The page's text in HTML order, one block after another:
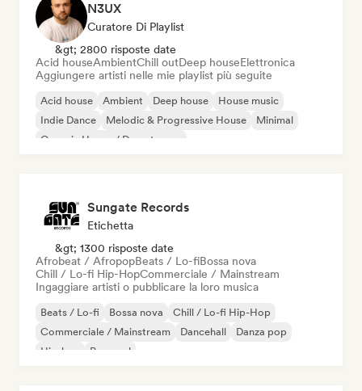
N3UX
Curatore Di Playlist
&gt; 2800 risposte date
Acid houseAmbientChill outDeep houseElettronica
Aggiungere artisti nelle mie playlist più seguite
Acid house Ambient Deep house
House music
Indie Dance
Melodic & Progressive House
Minimal
Organic House / Downtempo
Sungate Records
Etichetta
&gt; 1300 risposte date
Afrobeat / AfropopBeats / Lo-fiBossa nova
Chill / Lo-fi Hip-HopCommerciale / Mainstream
Ingaggiare artisti o pubblicare la loro musica
Beats / Lo-fi Bossa nova
Chill / Lo-fi Hip-Hop
Commerciale / Mainstream
Dancehall
Danza pop
Hip-hop
Pop soul